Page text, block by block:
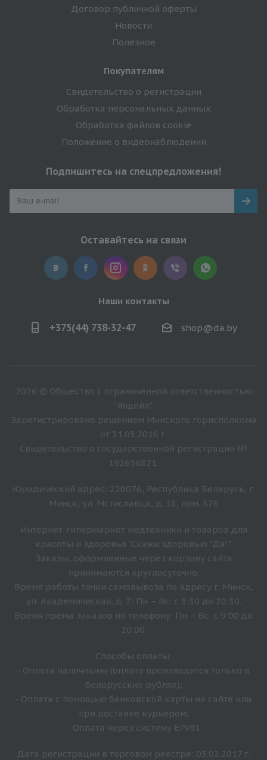
Договор публичной оферты
Новости
Полезное
Покупателям
Свидетельство о регистрации
Обработка персональных данных
Обработка файлов cookie
Положение о видеонаблюдении
Подпишитесь на спецпредложения!
Оставайтесь на связи
Наши контакты
+375(44) 738-32-47 shop@da.by
2026 © Общество с ограниченной ответственностью
"Яндейл".
Зарегистрировано решением Минского горисполкома
от 31.05.2016 г.
Свидетельство о государственной регистрации №
192656821.
Юридический адрес: 220076, Республика Беларусь, г.
Минск, ул. Мстиславца, д. 18, пом. 376
Интернет-гипермаркет медтехники и товаров для
красоты и здоровья "Скажи здоровью "Да!".
Заказы, оформленные через корзину сайта
принимаются круглосуточно.
Время работы точки самовывоза по адресу г. Минск,
ул. Академическая, д. 7: Пн – Вс: с 8:30 до 20:30.
Время прёма заказов по телефону: Пн – Вс: с 9:00 до
20:00.
Способы оплаты:
- Оплата наличными (оплата производится только в
белорусских рублях);
- Оплата с помощью банковской карты на сайте или
при доставке курьером;
- Оплата через систему ЕРИП.
Дата регистрации в торговом реестре: 03.02.2017 г.